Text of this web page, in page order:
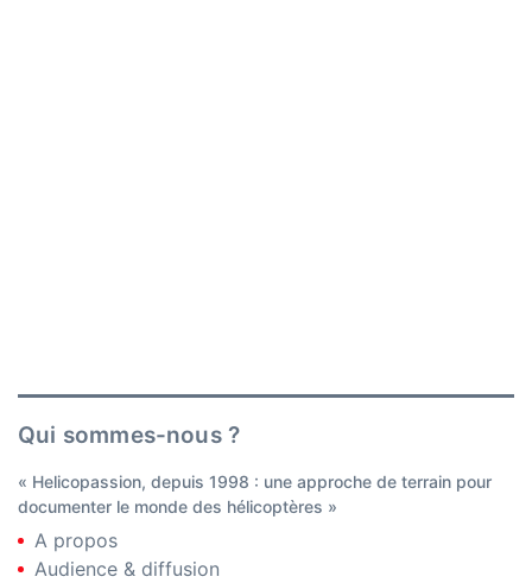
Qui sommes-nous ?
« Helicopassion, depuis 1998 : une approche de terrain pour
documenter le monde des hélicoptères »
A propos
Audience & diffusion